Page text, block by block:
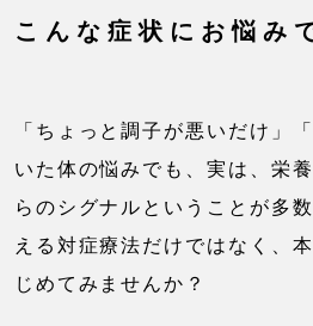
こんな症状にお悩み
「ちょっと調子が悪いだけ」
いた体の悩みでも、実は、栄
らのシグナルということが多
える対症療法だけではなく、
じめてみませんか？